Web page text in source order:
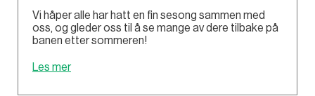
Vi håper alle har hatt en fin sesong sammen med
oss, og gleder oss til å se mange av dere tilbake på
banen etter sommeren!
Les mer